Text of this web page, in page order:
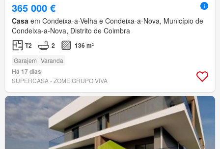
365 000 €
Casa em Condeixa-a-Velha e Condeixa-a-Nova, Município de
Condeixa-a-Nova, Distrito de Coimbra
T2 2 136 m²
Garajem Varanda
Há 17 dias
SUPERCASA - ZOME GRUPO VIVA